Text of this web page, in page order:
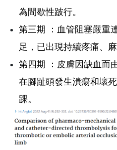
為間歇性跛行。
第三期 ：血管阻塞嚴重
足，已出現持續疼痛、
第四期 ：皮膚因缺血而
在腳趾頭發生潰瘍和壞
踝。